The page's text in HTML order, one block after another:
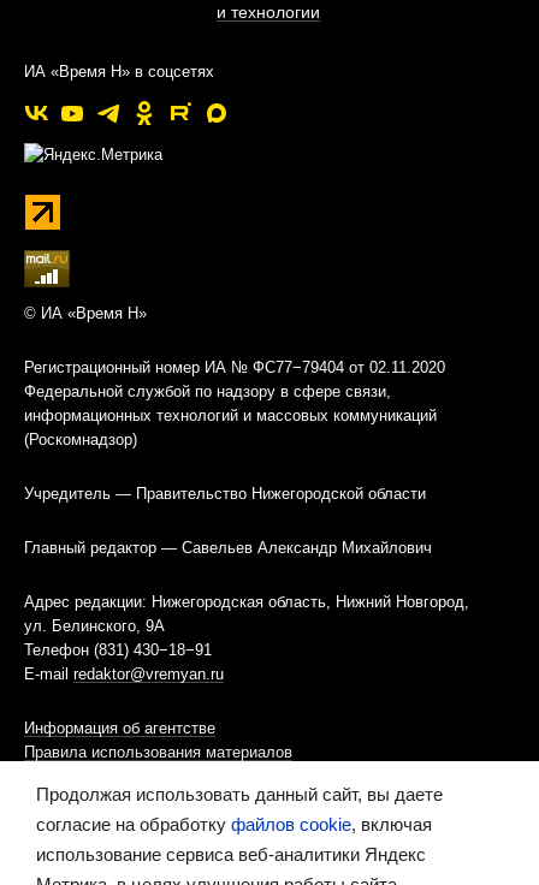
и технологии
ИА «Время Н» в соцсетях
© ИА «Время Н»
Регистрационный номер ИА № ФС77−79404 от 02.11.2020
Федеральной службой по надзору в сфере связи,
информационных технологий и массовых коммуникаций
(Роскомнадзор)
Учредитель — Правительство Нижегородской области
Главный редактор — Савельев Александр Михайлович
Адрес редакции: Нижегородская область, Нижний Новгород,
ул. Белинского, 9А
Телефон (831) 430−18−91
E-mail redaktor@vremyan.ru
Информация об агентстве
Правила использования материалов
Информационная политика использования «cookies»-файлов
Ресурс содержит материалы 16+
Продолжая использовать данный сайт, вы даете
согласие на обработку файлов cookie, включая
использование сервиса веб-аналитики Яндекс